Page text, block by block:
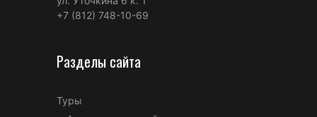
+7 (812) 748-10-69
Разделы сайта
Туры